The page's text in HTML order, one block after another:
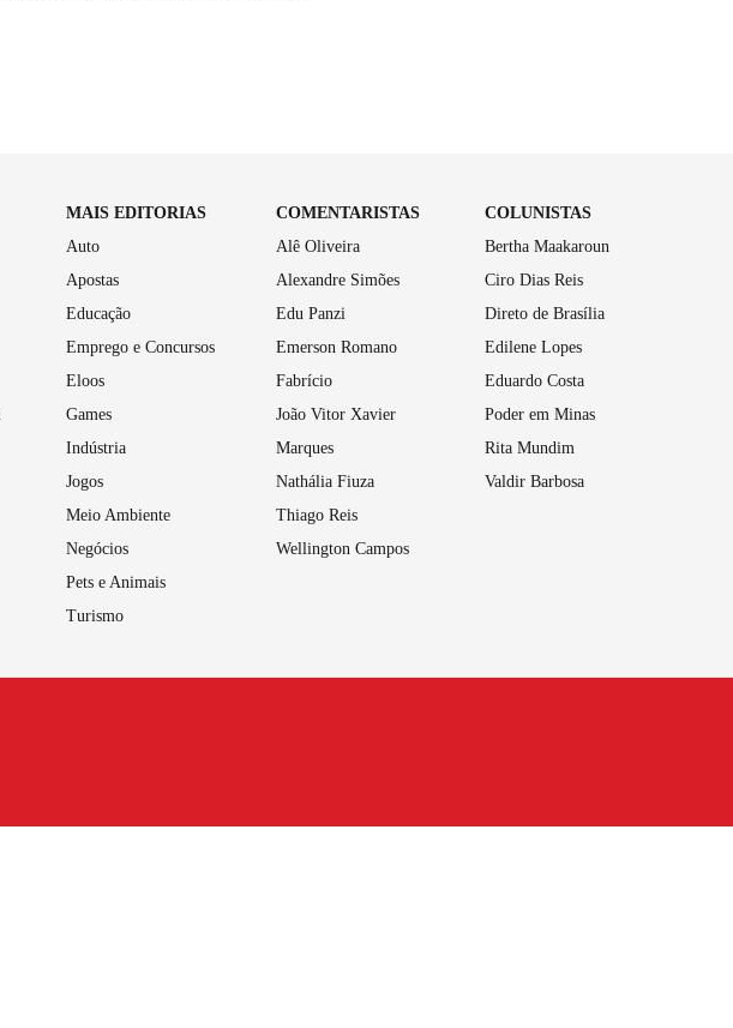
MAIS EDITORIAS
Auto
Apostas
Educação
Emprego e Concursos
Eloos
Games
Indústria
Jogos
Meio Ambiente
Negócios
Pets e Animais
Turismo
COMENTARISTAS
Alê Oliveira
Alexandre Simões
Edu Panzi
Emerson Romano
Fabrício
João Vitor Xavier
Marques
Nathália Fiuza
Thiago Reis
Wellington Campos
COLUNISTAS
Bertha Maakaroun
Ciro Dias Reis
Direto de Brasília
Edilene Lopes
Eduardo Costa
Poder em Minas
Rita Mundim
Valdir Barbosa